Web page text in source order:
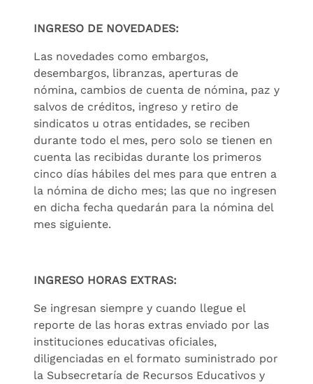
INGRESO DE NOVEDADES:
Las novedades como embargos,
desembargos, libranzas, aperturas de
nómina, cambios de cuenta de nómina, paz y
salvos de créditos, ingreso y retiro de
sindicatos u otras entidades, se reciben
durante todo el mes, pero solo se tienen en
cuenta las recibidas durante los primeros
cinco días hábiles del mes para que entren a
la nómina de dicho mes; las que no ingresen
en dicha fecha quedarán para la nómina del
mes siguiente.
INGRESO HORAS EXTRAS:
Se ingresan siempre y cuando llegue el
reporte de las horas extras enviado por las
instituciones educativas oficiales,
diligenciadas en el formato suministrado por
la Subsecretaría de Recursos Educativos y